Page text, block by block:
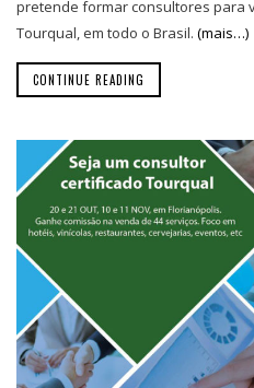
pretende formar consultores para
Tourqual, em todo o Brasil. (mais…)
CONTINUE READING